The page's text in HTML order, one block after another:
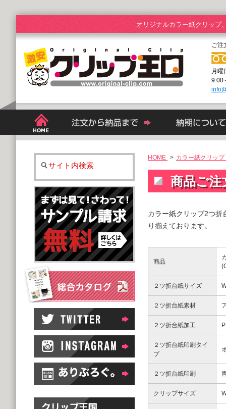
オリジナルカラー紙クリッ
ご注
月曜
9:00
HOME > カラー紙クリッ
商品ご注
カラー紙クリップ2つ折
り揃えております。
商品
２ツ折台紙サイズ
２ツ折台紙素材
２ツ折台紙加工
２ツ折台紙印刷タイ
プ
２ツ折台紙印刷
クリップサイズ
サイト内検索